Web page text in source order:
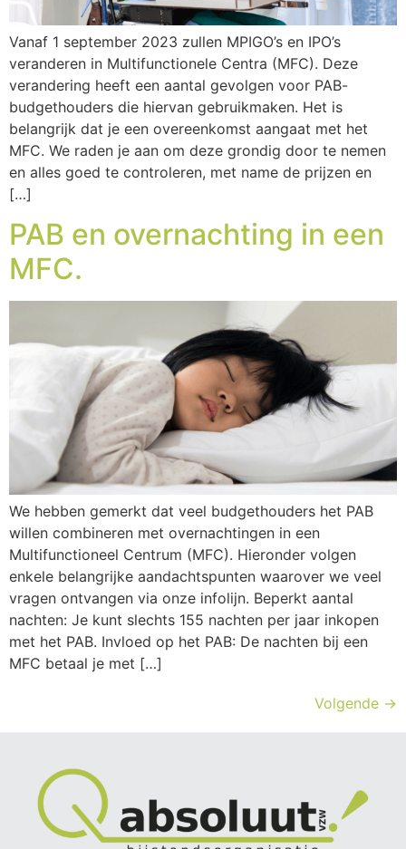
Vanaf 1 september 2023 zullen MPIGO’s en IPO’s
veranderen in Multifunctionele Centra (MFC). Deze
verandering heeft een aantal gevolgen voor PAB-
budgethouders die hiervan gebruikmaken. Het is
belangrijk dat je een overeenkomst aangaat met het
MFC. We raden je aan om deze grondig door te nemen
en alles goed te controleren, met name de prijzen en
[…]
PAB en overnachting in een
MFC.
We hebben gemerkt dat veel budgethouders het PAB
willen combineren met overnachtingen in een
Multifunctioneel Centrum (MFC). Hieronder volgen
enkele belangrijke aandachtspunten waarover we veel
vragen ontvangen via onze infolijn. Beperkt aantal
nachten: Je kunt slechts 155 nachten per jaar inkopen
met het PAB. Invloed op het PAB: De nachten bij een
MFC betaal je met […]
Volgende →